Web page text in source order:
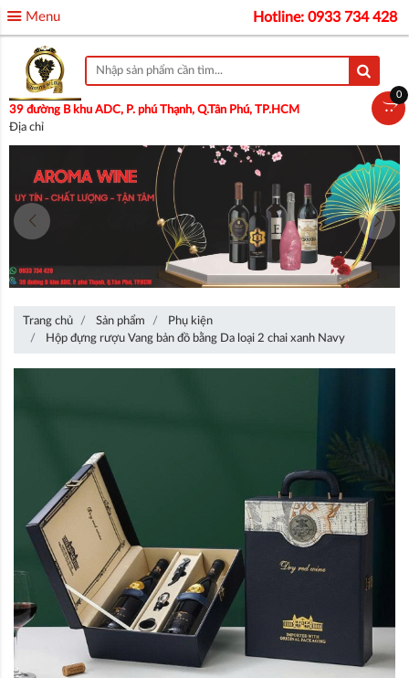
Menu Hotline: 0933 734 428
39 đường B khu ADC, P. phú Thạnh, Q.Tân Phú, TP.HCM
Địa chỉ
Trang chủ Sản phẩm
Phụ kiện
Hộp đựng rượu Vang bản đồ bằng Da loại 2 chai xanh Navy
0